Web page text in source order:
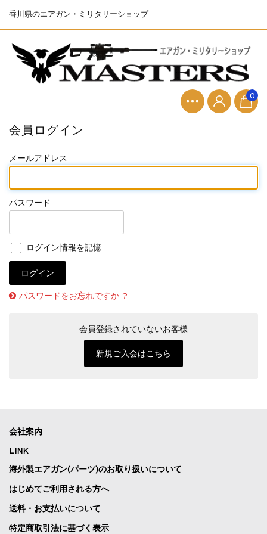
香川県のエアガン・ミリタリーショップ
0
会員ログイン
メールアドレス
パスワード
ログイン情報を記憶
パスワードをお忘れですか ?
会員登録されていないお客様
新規ご入会はこちら
会社案内
LINK
海外製エアガン(パーツ)のお取り扱いについて
はじめてご利用される方へ
送料・お支払いについて
特定商取引法に基づく表示